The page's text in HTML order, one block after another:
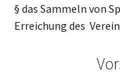
§ das Sammeln von
Erreichung des